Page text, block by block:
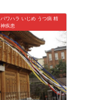
パワハラ いじめ うつ病 精
神疾患